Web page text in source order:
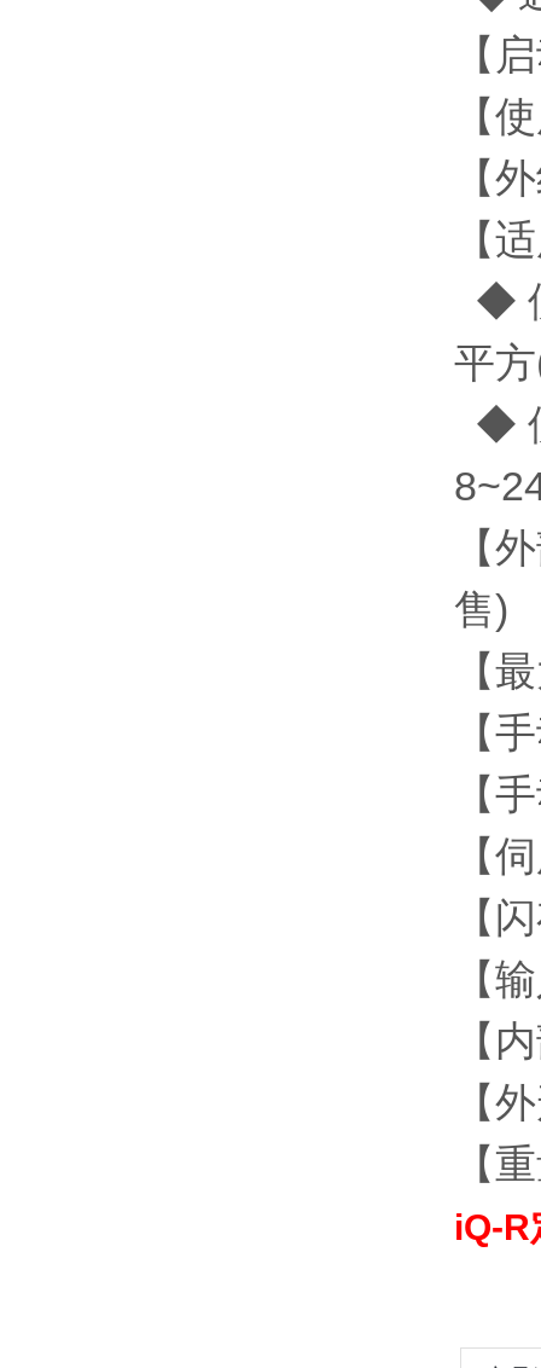
【
【
【
【
◆
平
◆
【
售)
【
【
【
【
【
【
【
【
【
iQ-R